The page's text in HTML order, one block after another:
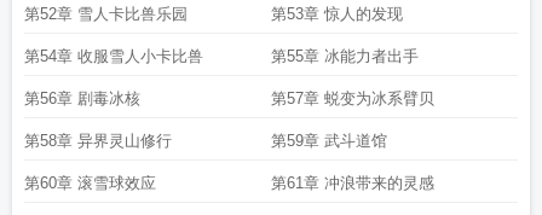
第52章 雪人卡比兽乐园 第53章 惊人的发现
第54章 收服雪人小卡比兽 第55章 冰能力者出手
第56章 剧毒冰核 第57章 蜕变为冰系臂贝
第58章 异界灵山修行 第59章 武斗道馆
第60章 滚雪球效应 第61章 冲浪带来的灵感